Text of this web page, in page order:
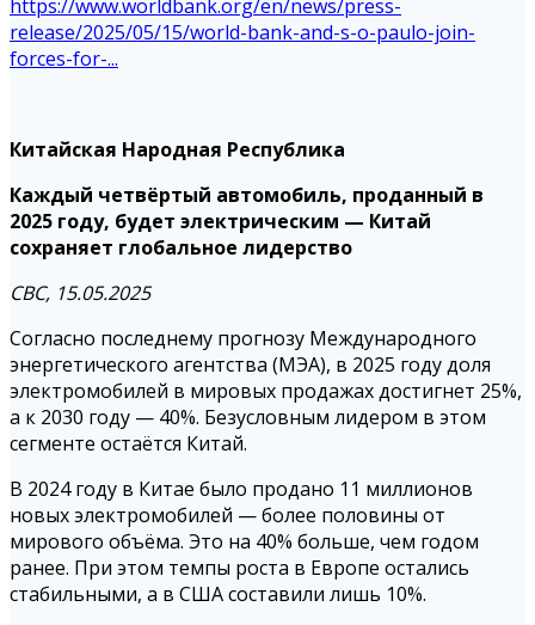
https://www.worldbank.org/en/news/press-
release/2025/05/15/world-bank-and-s-o-paulo-join-
forces-for-...
Китайская Народная Республика
Каждый четвёртый автомобиль, проданный в
2025 году, будет электрическим — Китай
сохраняет глобальное лидерство
CBC, 15.05.2025
Согласно последнему прогнозу Международного
энергетического агентства (МЭА), в 2025 году доля
электромобилей в мировых продажах достигнет 25%,
а к 2030 году — 40%. Безусловным лидером в этом
сегменте остаётся Китай.
В 2024 году в Китае было продано 11 миллионов
новых электромобилей — более половины от
мирового объёма. Это на 40% больше, чем годом
ранее. При этом темпы роста в Европе остались
стабильными, а в США составили лишь 10%.